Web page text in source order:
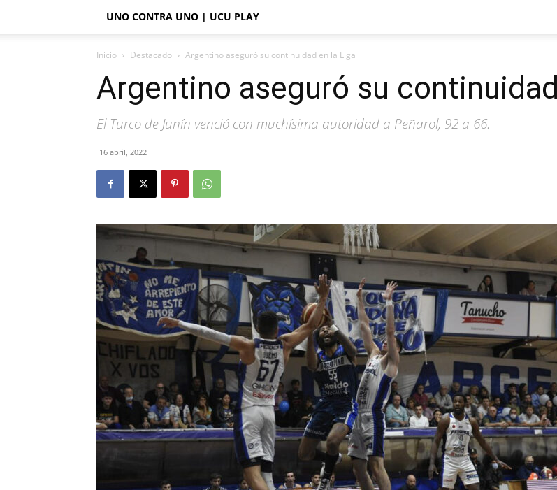
UNO CONTRA UNO | UCU PLAY
Inicio Destacado Argentino aseguró su continuidad en la Liga
Argentino aseguró su
El Turco de Junín venció con muchísima autoridad a Peñarol, 92 a 66.
16 abril, 2022